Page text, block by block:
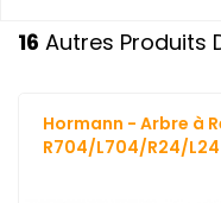
16 Autres Produits
Hormann - Arbre à
R704/L704/R24/L24